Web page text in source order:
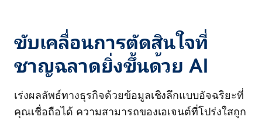
ขับเคลื่อนการตัดสินใจที่
ชาญฉลาดยิ่งขึ้นด้วย AI
เร่งผลลัพธ์ทางธุรกิจด้วยข้อมูลเชิงลึกแบบอัจฉริยะที่
คุณเชื่อถือได้ ความสามารถของเอเจนต์ที่โปร่งใสถูก